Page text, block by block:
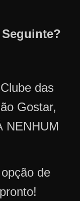
das
Gostar,
NENHUM
de